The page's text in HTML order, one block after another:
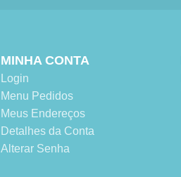
MINHA CONTA
Login
Menu Pedidos
Meus Endereços
Detalhes da Conta
Alterar Senha